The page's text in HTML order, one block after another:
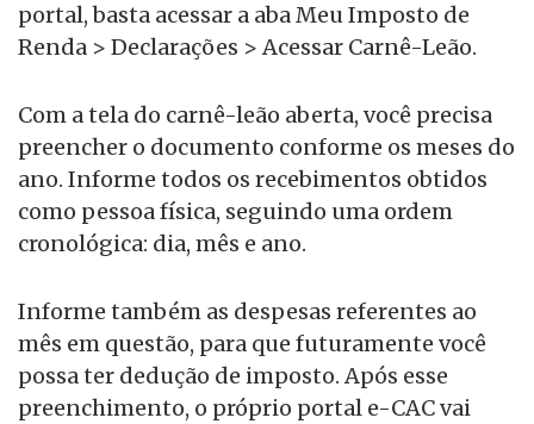
portal, basta acessar a aba Meu Imposto de
Renda > Declarações > Acessar Carnê-Leão.
Com a tela do carnê-leão aberta, você precisa
preencher o documento conforme os meses do
ano. Informe todos os recebimentos obtidos
como pessoa física, seguindo uma ordem
cronológica: dia, mês e ano.
Informe também as despesas referentes ao
mês em questão, para que futuramente você
possa ter dedução de imposto. Após esse
preenchimento, o próprio portal e-CAC vai